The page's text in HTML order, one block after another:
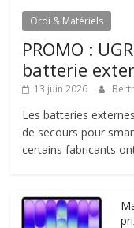
Ordi & Matériels
PROMO :
batterie
13 juin 2026
Les batteries
de secours pour
certains fabricants